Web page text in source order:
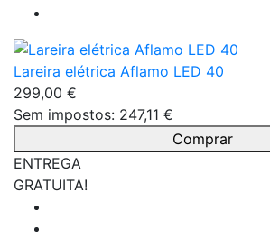
Lareira elétrica Aflamo LED 40
299,00 €
Sem impostos: 247,11 €
Comprar
ENTREGA
GRATUITA!